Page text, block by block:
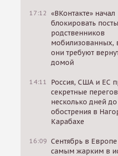
17:12 «ВКонтакте» начал
блокировать посты
родственников
мобилизованных,
они требуют
домой
14:11
Россия, США и ЕС
секретные
несколько дней до
обострения в
Карабахе
16:09 Сентябрь в Европе
самым жарким в